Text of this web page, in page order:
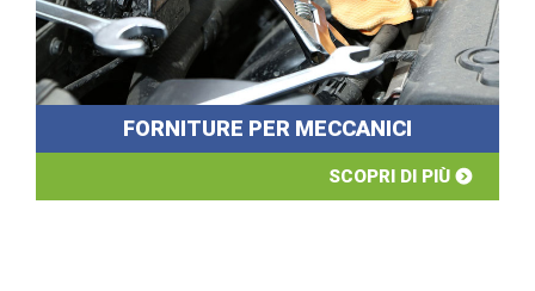
FORNITURE PER MECCANICI
SCOPRI DI PIÙ